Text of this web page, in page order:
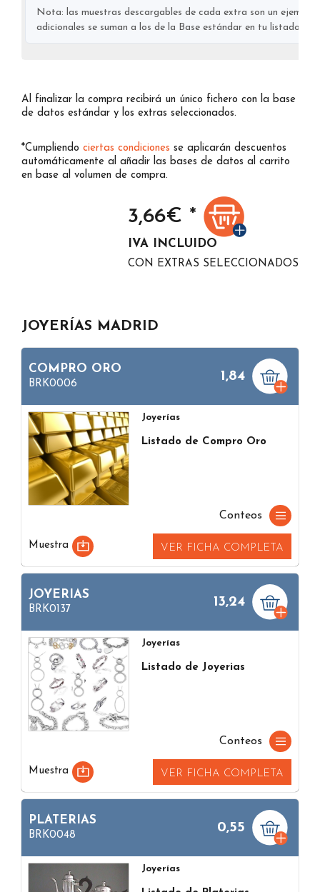
Nota: las muestras descargables de cada extra son un
adicionales se suman a los de la Base estándar en tu listado
Al finalizar la compra recibirá un único fichero con la base
de datos estándar y los extras seleccionados.
*Cumpliendo ciertas condiciones se aplicarán descuentos
automáticamente al añadir las bases de datos al carrito
en base al volumen de compra.
3,66€ *
IVA INCLUIDO
CON EXTRAS SELECCIONADOS
JOYERÍAS MADRID
COMPRO ORO
BRK0006
1,84
Joyerías
Listado de Compro Oro
Conteos
Muestra VER FICHA COMPLETA
JOYERIAS
BRK0137
13,24
Joyerías
Listado de Joyerias
Conteos
Muestra VER FICHA COMPLETA
PLATERIAS
BRK0048
0,55
Joyerías